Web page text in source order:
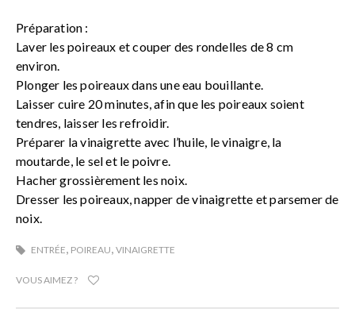
Préparation :
Laver les poireaux et couper des rondelles de 8 cm
environ.
Plonger les poireaux dans une eau bouillante.
Laisser cuire 20 minutes, afin que les poireaux soient
tendres, laisser les refroidir.
Préparer la vinaigrette avec l’huile, le vinaigre, la
moutarde, le sel et le poivre.
Hacher grossièrement les noix.
Dresser les poireaux, napper de vinaigrette et parsemer de
noix.
ENTRÉE, POIREAU, VINAIGRETTE
VOUS AIMEZ ?